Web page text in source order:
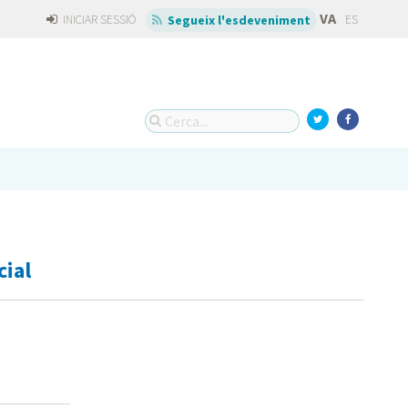
INICIAR SESSIÓ Segueix l'esdeveniment VA ES